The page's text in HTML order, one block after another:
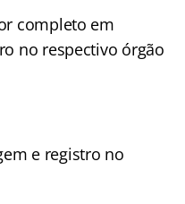
completo em
no respectivo órgão
e registro no